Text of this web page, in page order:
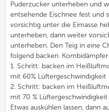
Puderzucker unterheben und
entsehende Eischnee fest und
vorsichtig unter die Eimasse
unterheben, dann weiter
unterheben. Den Teig in eine
folgend backen.
1. Schritt: backen im
mit 60% Lüftergeschwindigkeit
2. Schritt: backen im
mit 70 %
Etwas auskühlen lassen, dann